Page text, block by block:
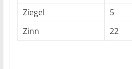
Ziegel
5
Zinn
22